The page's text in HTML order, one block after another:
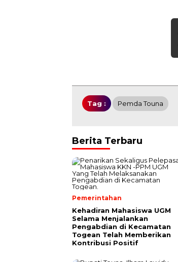
Tag : Pemda Touna
Berita Terbaru
Pemerintahan
Kehadiran Mahasiswa UGM
Selama Menjalankan
Pengabdian di Kecamatan
Togean Telah Memberikan
Kontribusi Positif